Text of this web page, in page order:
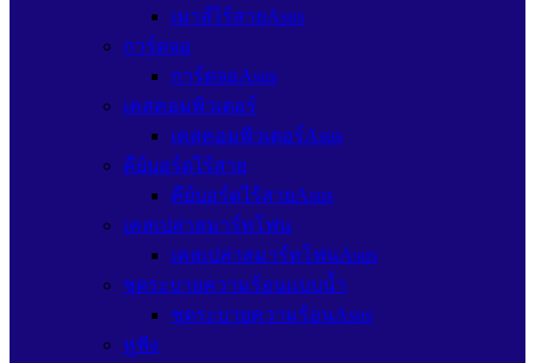
เมาส์ไร้สายAsus
การ์ดจอ
การ์ดจอAsus
เคสคอมพิวเตอร์
เคสคอมพิวเตอร์Asus
คีย์บอร์ดไร้สาย
คีย์บอร์ดไร้สายAsus
เคสเปล่าสมาร์ทโฟน
เคสเปล่าสมาร์ทโฟนAsus
ชุดระบายความร้อนแบบน้ำ
ชุดระบายความร้อนAsus
หูฟัง